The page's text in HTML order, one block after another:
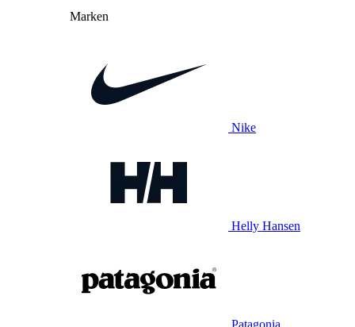
Marken
Nike
Helly Hansen
Patagonia